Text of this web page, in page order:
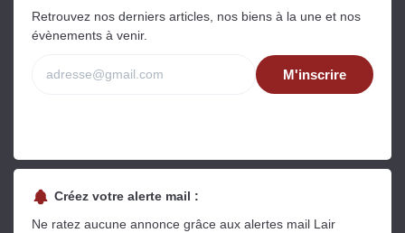
Retrouvez nos derniers articles, nos biens à la une et nos
évènements à venir.
M'inscrire
Créez votre alerte mail :
Ne ratez aucune annonce grâce aux alertes mail Lair